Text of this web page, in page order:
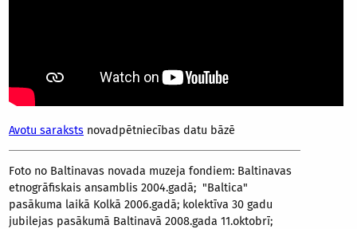
Avotu saraksts novadpētniecības datu bāzē
Foto no Baltinavas novada muzeja fondiem: Baltinavas
etnogrāfiskais ansamblis 2004.gadā; "Baltica"
pasākuma laikā Kolkā 2006.gadā; kolektīva 30 gadu
jubilejas pasākumā Baltinavā 2008.gada 11.oktobrī;